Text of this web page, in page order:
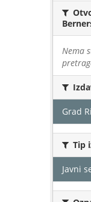
Nema
Grad
Tip
Javni